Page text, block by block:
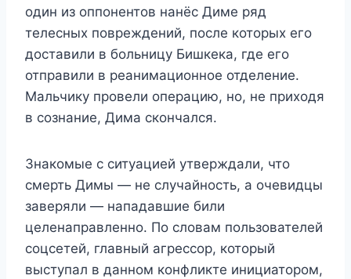
один из оппонентов нанёс Диме ряд
телесных повреждений, после которых его
доставили в больницу Бишкека, где его
отправили в реанимационное отделение.
Мальчику провели операцию, но, не приходя
в сознание, Дима скончался.
Знакомые с ситуацией утверждали, что
смерть Димы — не случайность, а очевидцы
заверяли — нападавшие били
целенаправленно. По словам пользователей
соцсетей, главный агрессор, который
выступал в данном конфликте инициатором,